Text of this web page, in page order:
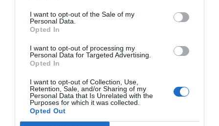
I want to opt-out of the Sale of my
Personal Data.
Opted In
I want to opt-out of processing my
Personal Data for Targeted Advertising.
Opted In
I want to opt-out of Collection, Use,
Retention, Sale, and/or Sharing of my
Personal Data that Is Unrelated with the
Purposes for which it was collected.
Opted Out
Uppskattat näringsvärde per portion:
Publicerat:2006-12-24,Uppdaterat: 2024-08-19
Författare:Henrik
Mattsson
Jag är matskribent samt kock